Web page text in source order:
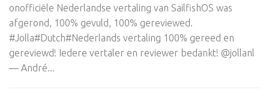
onofficiële Nederlandse vertaling van SailfishOS was
afgerond, 100% gevuld, 100% gereviewed.
#Jolla#Dutch#Nederlands vertaling 100% gereed en
gereviewd! Iedere vertaler en reviewer bedankt! @jollanl
— André...